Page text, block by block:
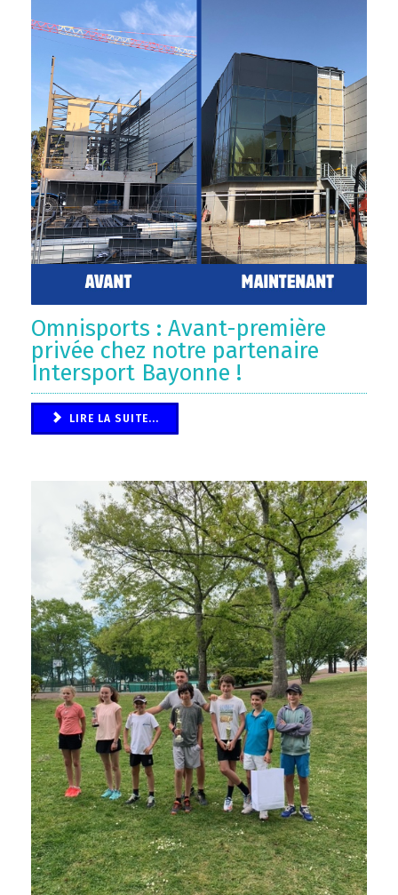
Omnisports : Avant-première
privée chez notre partenaire
Intersport Bayonne !
LIRE LA SUITE...